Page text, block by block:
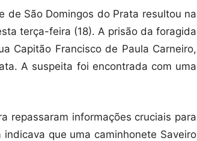
de São Domingos do Prata resultou na
terça-feira (18). A prisão da foragida
Capitão Francisco de Paula Carneiro,
A suspeita foi encontrada com uma
repassaram informações cruciais para
que uma caminhonete Saveiro